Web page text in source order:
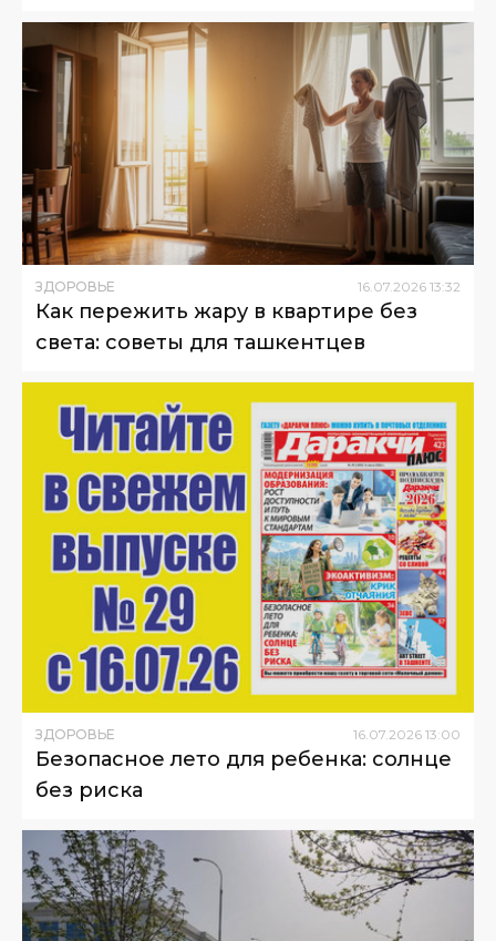
ЗДОРОВЬЕ 16 07 2026 13:32
Как пережить жару в квартире без
света: советы для ташкентцев
ЗДОРОВЬЕ 16 07 2026 13:00
Безопасное лето для ребенка: солнце
без риска